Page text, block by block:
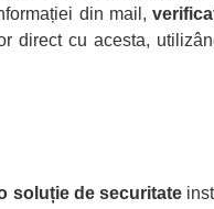
din mail,
direct cu acesta,
soluție de securitate